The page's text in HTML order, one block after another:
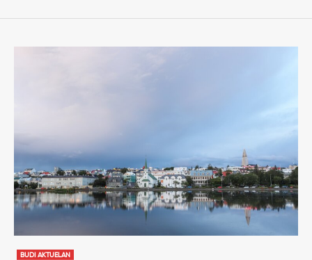
BUDI AKTUELAN